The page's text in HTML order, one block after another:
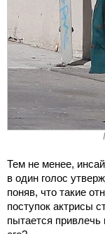
Тем не менее,
в один голос
поняв, что такие
поступок актрисы
пытается